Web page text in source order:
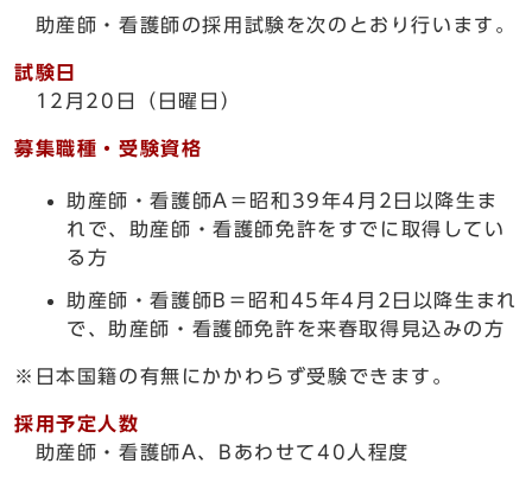
助産師・看護師の採用試験を次のとおり行います。
試験日
12月20日（日曜日）
募集職種・受験資格
助産師・看護師A＝昭和39年4月2日以降生ま
れで、助産師・看護師免許をすでに取得してい
る方
助産師・看護師B＝昭和45年4月2日以降生まれ
で、助産師・看護師免許を来春取得見込みの方
※日本国籍の有無にかかわらず受験できます。
採用予定人数
助産師・看護師A、Bあわせて40人程度